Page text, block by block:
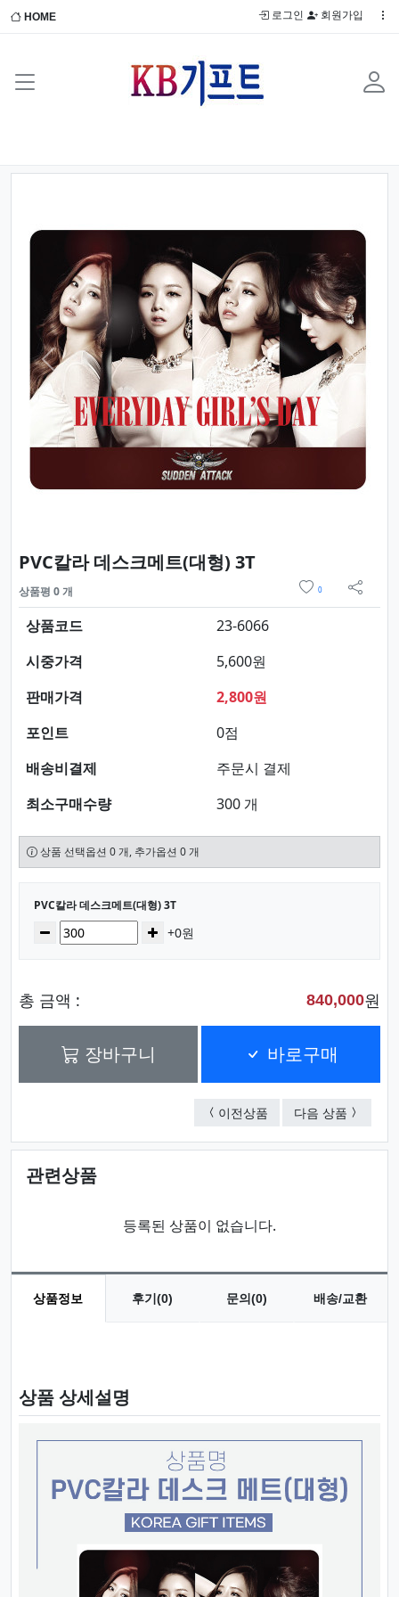
HOME 로그인 회원가입
Previous Next
PVC칼라 데스크메트(대형) 3T요약정보 및 구매
상품평 0 개 0
sns 공
상품코드
23-6066
시중가격
5,600원
판매가격
2,800원
포인트
0점
배송비결제
주문시 결제
최소구매수량
300 개
상품 선택옵션 0 개, 추가옵션 0 개
선택된 옵션
PVC칼라 데스크메트(대형) 3T
수량감소 증가+0원
총 금액 : 840,000원
장바구니 바로구매
이전상품 PVC칼라 데스크메트(
다음 상품 PVC칼
관련상품
등록된 상품이 없습니다.
상품정보 후기(0) 문의(0) 배송/교환
상품 상세설명